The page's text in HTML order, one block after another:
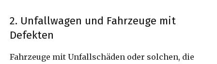
2. Unfallwagen und Fahrzeuge mit
Defekten
Fahrzeuge mit Unfallschäden oder solchen, die